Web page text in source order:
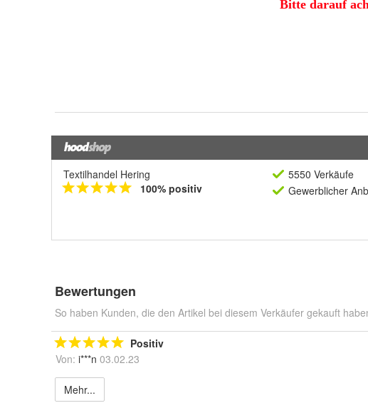
Textilhandel Hering
100% positiv
5550 Verkäufe
Gewerblicher
Bewertungen
So haben Kunden, die den Artikel bei diesem Verkäufer gekauft
Positiv
Von: i***n 03.02.23
Mehr...